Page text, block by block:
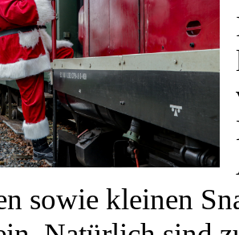
sowie kleinen